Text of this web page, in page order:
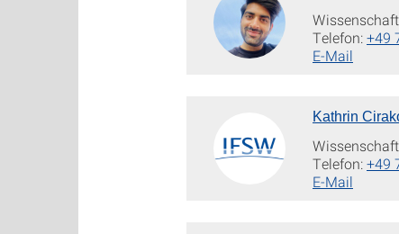
Telefon:+49
E-Mail
Kathrin
Telefon:+49
E-Mail